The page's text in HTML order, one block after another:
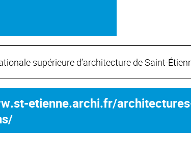
etienne.archi.fr/
supérieure d’architecture de Saint-